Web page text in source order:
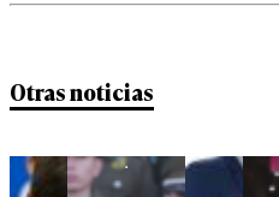
Otras noticias